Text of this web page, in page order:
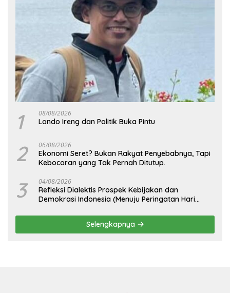
1 08/08/2026
Londo Ireng dan Politik Buka Pintu
2 06/08/2026
Ekonomi Seret? Bukan Rakyat Penyebabnya, Tapi
Kebocoran yang Tak Pernah Ditutup.
3 04/08/2026
Refleksi Dialektis Prospek Kebijakan dan
Demokrasi Indonesia (Menuju Peringatan Hari
Selengkapnya